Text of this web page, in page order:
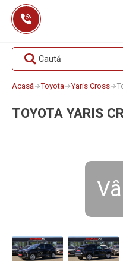
Skip
content
Caută
Acasă Toyota Yaris Cross
TOYOTA YARIS